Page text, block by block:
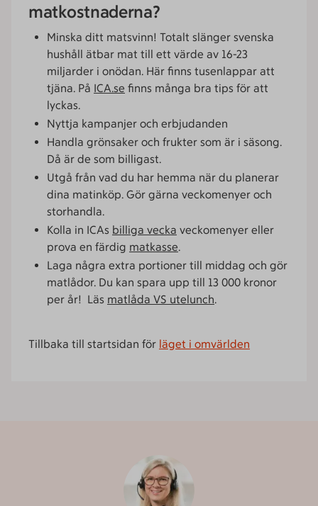
matkostnaderna?
Minska ditt matsvinn! Totalt slänger svenska
hushåll ätbar mat till ett värde av 16-23
miljarder i onödan. Här finns tusenlappar att
tjäna. På ICA.se finns många bra tips för att
lyckas.
Nyttja kampanjer och erbjudanden
Handla grönsaker och frukter som är i säsong.
Då är de som billigast.
Utgå från vad du har hemma när du planerar
dina matinköp. Gör gärna veckomenyer och
storhandla.
Kolla in ICAs billiga vecka veckomenyer eller
prova en färdig matkasse.
Laga några extra portioner till middag och gör
matlådor. Du kan spara upp till 13 000 kronor
per år! Läs matlåda VS utelunch.
Tillbaka till startsidan för läget i omvärlden